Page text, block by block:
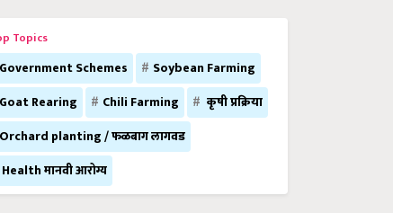
Topics
Government Schemes
Soybean Farming
Goat Rearing
Chili Farming
कृषी प्रक्रिया
Orchard planting / फळबाग लागवड
Health मानवी आरोग्य